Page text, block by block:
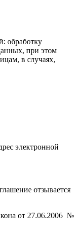
обработку
при этом
в случаях,
электронной
отзывается
от 27.06.2006 №